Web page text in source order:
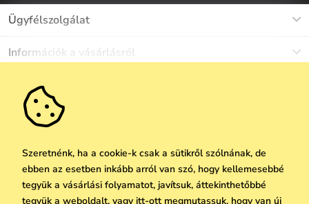
Ügyfélszolgálat
+36 1 808 9989
Információk a vásárlásról
Gyakori kérdések
Anyagok és karbantartás
Visszaküldés és reklamáció
Egyéb információk
Rólunk
Karrier
Ajándék utalványok
Vállalatok számára
We Care
Ne maradj le semmiről!
Feliratkozni
Szeretnénk, ha a cookie-k csak a sütikről szólnának, de
ebben az esetben inkább arról van szó, hogy kellemesebbé
tegyük a vásárlási folyamatot, javítsuk, áttekinthetőbbé
tegyük a weboldalt, vagy itt-ott megmutassuk, hogy van új